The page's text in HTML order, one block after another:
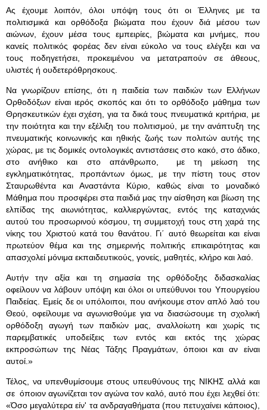
Ας έχουμε λοιπόν, όλοι υπόψη τους ότι οι Έλληνες με τα
πολιτισμικά και ορθόδοξα βιώματα που έχουν διά μέσου των
αιώνων, έχουν μέσα τους εμπειρίες, βιώματα και μνήμες, που
κανείς πολιτικός φορέας δεν είναι εύκολο να τους ελέγξει και να
τους ποδηγετήσει, προκειμένου να μετατραπούν σε άθεους,
υλιστές ή ουδετερόθρησκους.
Να γνωρίζουν επίσης, ότι η παιδεία των παιδιών των Ελλήνων
Ορθοδόξων είναι ιερός σκοπός και ότι το ορθόδοξο μάθημα των
Θρησκευτικών έχει σχέση, για τα δικά τους πνευματικά κριτήρια, με
την ποιότητα και την εξέλιξη του πολιτισμού, με την ανάπτυξη της
πνευματικής κοινωνικής και ηθικής ζωής των πολιτών αυτής της
χώρας, με τις δομικές οντολογικές αντιστάσεις στο κακό, στο άδικο,
στο ανήθικο και στο απάνθρωπο, με τη μείωση της
εγκληματικότητας, προπάντων όμως, με την πίστη τους στον
Σταυρωθέντα και Αναστάντα Κύριο, καθώς είναι το μοναδικό
Μάθημα που προσφέρει στα παιδιά μας την αίσθηση και βίωση της
ελπίδας της αιωνιότητας, καλλιεργώντας, εντός της καταχνιάς
αυτού του προσωρινού κόσμου, τη συμμετοχή τους στη χαρά της
νίκης του Χριστού κατά του θανάτου. Γι΄ αυτό θεωρείται και είναι
πρωτεύον θέμα και της σημερινής πολιτικής επικαιρότητας και
απασχολεί μόνιμα εκπαιδευτικούς, γονείς, μαθητές, κλήρο και λαό.
Αυτήν την αξία και τη σημασία της ορθόδοξης διδασκαλίας
οφείλουν να λάβουν υπόψη και όλοι οι υπεύθυνοι του Υπουργείου
Παιδείας. Εμείς δε οι υπόλοιποι, που ανήκουμε στον απλό λαό του
Θεού, οφείλουμε να αγωνισθούμε για να διασώσουμε τη σχολική
ορθόδοξη αγωγή των παιδιών μας, αναλλοίωτη και χωρίς τις
παρεμβατικές υποδείξεις των εντός και εκτός της χώρας
εκπροσώπων της Νέας Τάξης Πραγμάτων, όποιοι και αν είναι
αυτοί.»
Τέλος, να υπενθυμίσουμε στους υπευθύνους της ΝΙΚΗΣ αλλά και
σε όποιον αγωνίζεται τον αγώνα τον καλό, αυτό που έχει λεχθεί ότι:
«Όσο μεγαλύτερα είν' τα ανδραγαθήματα (που πετυχαίνει κάποιος),